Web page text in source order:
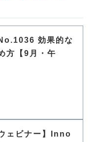
効果的な
方【9月・午
ェビナー】Inno